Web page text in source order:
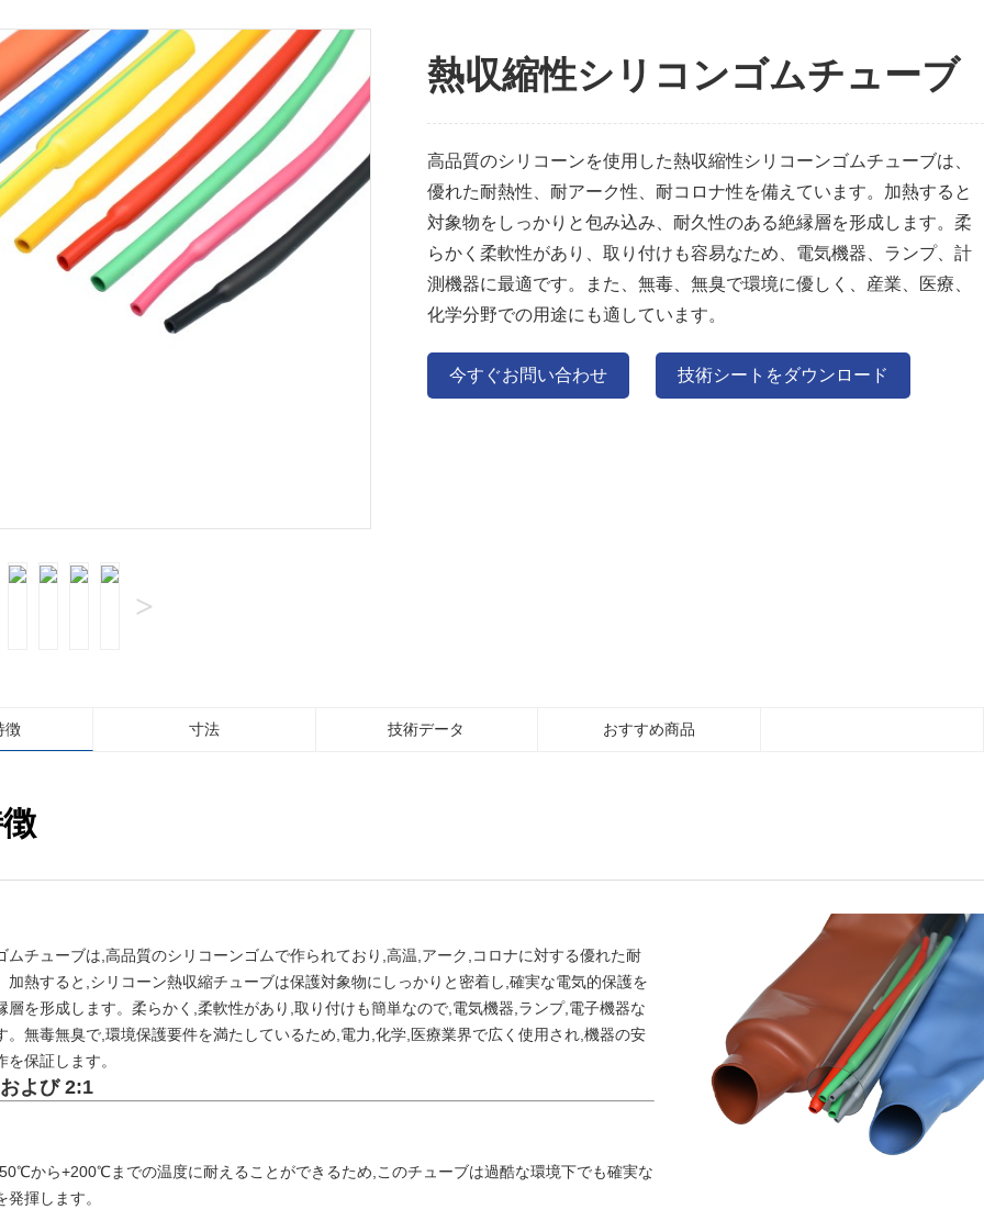
>
熱収縮性シリコンゴムチューブ
高品質のシリコーンを使用した熱収縮性シリコーンゴムチューブは、
優れた耐熱性、耐アーク性、耐コロナ性を備えています。加熱すると
対象物をしっかりと包み込み、耐久性のある絶縁層を形成します。柔
らかく柔軟性があり、取り付けも容易なため、電気機器、ランプ、計
測機器に最適です。また、無毒、無臭で環境に優しく、産業、医療、
化学分野での用途にも適しています。
今すぐお問い合わせ 技術シートをダウンロード
徴 寸法 技術データ おすすめ商品
ムチューブは,高品質のシリコーンゴムで作られており,高温,アーク,コロナに対する優れた耐
加熱すると,シリコーン熱収縮チューブは保護対象物にしっかりと密着し,確実な電気的保護を
層を形成します。柔らかく,柔軟性があり,取り付けも簡単なので,電気機器,ランプ,電子機器な
。無毒無臭で,環境保護要件を満たしているため,電力,化学,医療業界で広く使用され,機器の安
保証します。
よび 2:1
から+200℃までの温度に耐えることができるため,このチューブは過酷な環境下でも確実な
揮します。